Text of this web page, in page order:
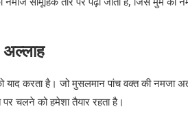
करता है। जो मुसलमान पांच वक्‍त की नमजा
पर चलने को हमेशा तैयार रहता है।